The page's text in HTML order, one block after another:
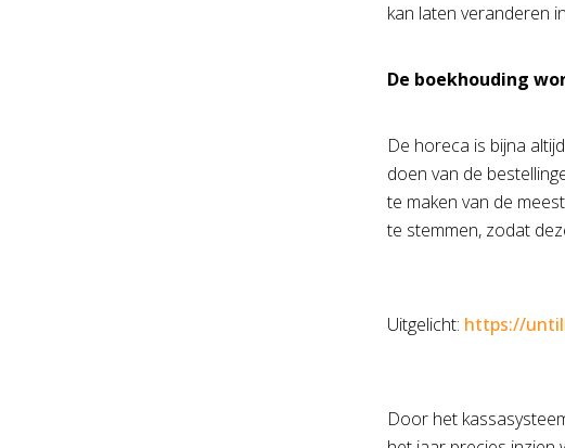
kan laten veranderen
De boekhouding
De horeca is bijna
doen van de
te maken van de
te stemmen, zodat
Uitgelicht: https://
Door het